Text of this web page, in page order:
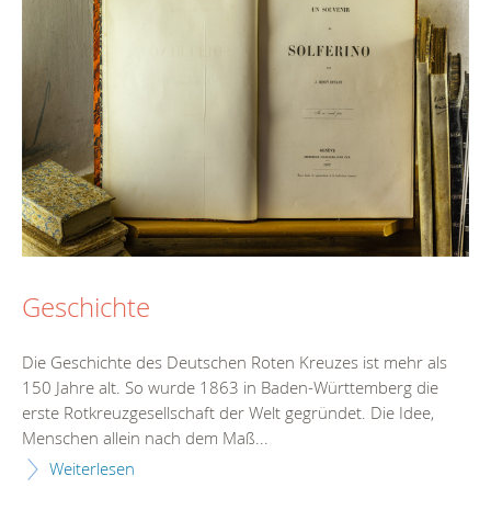
Geschichte
Die Geschichte des Deutschen Roten Kreuzes ist mehr als
150 Jahre alt. So wurde 1863 in Baden-Württemberg die
erste Rotkreuzgesellschaft der Welt gegründet. Die Idee,
Menschen allein nach dem Maß...
Weiterlesen